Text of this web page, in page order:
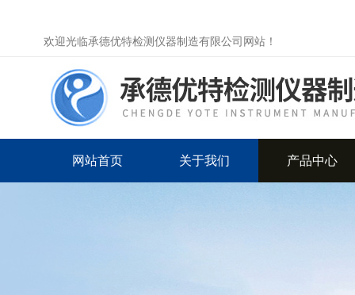
欢迎光临承德优特检测仪器制造有限公司网站！
网站首页 关于我们 产品中心